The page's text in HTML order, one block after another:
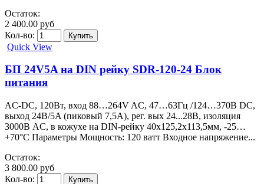
Остаток:
2 400.00 руб
Кол-во:
Quick View
БП 24V5A на DIN рейку SDR-120-24 Блок
питания
AC-DC, 120Вт, вход 88…264V AC, 47…63Гц /124…370В DC,
выход 24В/5A (пиковый 7,5А), рег. вых 24...28В, изоляция
3000В AC, в кожухе на DIN-рейку 40х125,2х113,5мм, -25…
+70°С Параметры Мощность: 120 ватт Входное напряжение...
Остаток:
3 800.00 руб
Кол-во: